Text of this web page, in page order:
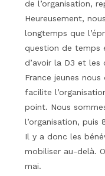
de l’organisation,
Heureusement,
longtemps que
question de temps
d’avoir la D3 et
France jeunes
facilite
point. Nous
l’organisation, puis
Il y a donc les
mobiliser au-delà.
mai.